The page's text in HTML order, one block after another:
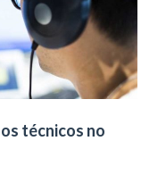
técnicos no